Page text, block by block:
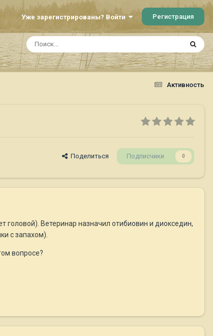
Уже зарегистрированы? Войти Регистрация
Активность
Поделиться Подписчики 0
головой). Ветеринар назначил отибиовин и диокседин,
с запахом).
вопросе?